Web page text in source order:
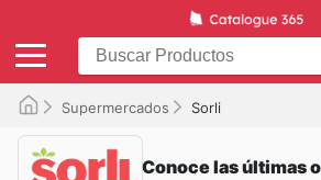
Supermercados Sorli
Conoce las últimas